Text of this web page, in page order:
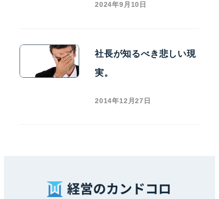
2024年9月10日
社長が知るべき悲しい現
実。
2014年12月27日